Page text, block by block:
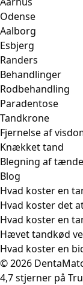
Odense
Aalborg
Esbjerg
Randers
Behandlinger
Rodbehandling
Paradentose
Tandkrone
Fjernelse af
Knækket tand
Blegning af
Blog
Hvad koster en
Hvad koster det
Hvad koster en
Hævet tandkød
Hvad koster en
© 2026
4,7 stjerner på